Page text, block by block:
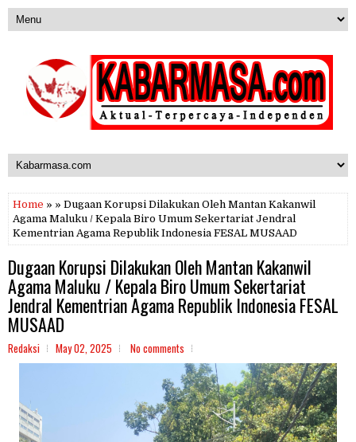
Home » » Dugaan Korupsi Dilakukan Oleh Mantan Kakanwil
Agama Maluku / Kepala Biro Umum Sekertariat Jendral
Kementrian Agama Republik Indonesia FESAL MUSAAD
Dugaan Korupsi Dilakukan Oleh Mantan Kakanwil
Agama Maluku / Kepala Biro Umum Sekertariat
Jendral Kementrian Agama Republik Indonesia FESAL
MUSAAD
Redaksi May 02, 2025 No comments